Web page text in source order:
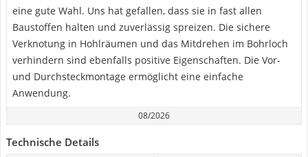
eine gute Wahl. Uns hat gefallen, dass sie in fast allen
Baustoffen halten und zuverlässig spreizen. Die sichere
Verknotung in Hohlräumen und das Mitdrehen im Bohrloch
verhindern sind ebenfalls positive Eigenschaften. Die Vor-
und Durchsteckmontage ermöglicht eine einfache
Anwendung.
08/2026
Technische Details